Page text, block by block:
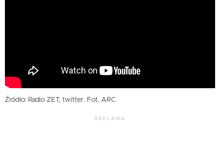
Źródło: Radio ZET, twitter. Fot. ARC
REKLAMA